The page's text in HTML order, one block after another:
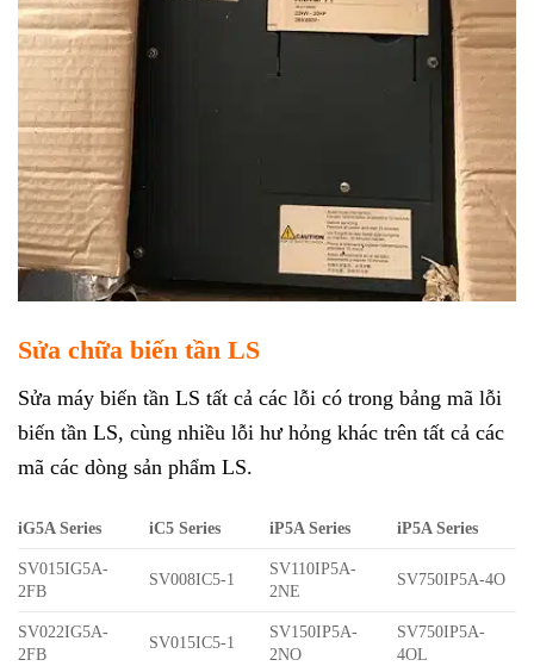
Sửa chữa biến tần LS
Sửa máy biến tần LS tất cả các lỗi có trong bảng mã lỗi
biến tần LS, cùng nhiều lỗi hư hỏng khác trên tất cả các
mã các dòng sản phẩm LS.
iG5A Series iC5 Series iP5A Series iP5A Series
SV015IG5A-
2FB
SV008IC5-1
SV110IP5A-
2NE
SV750IP5A-4O
SV022IG5A-
2FB
SV015IC5-1
SV150IP5A-
2NO
SV750IP5A-
4OL